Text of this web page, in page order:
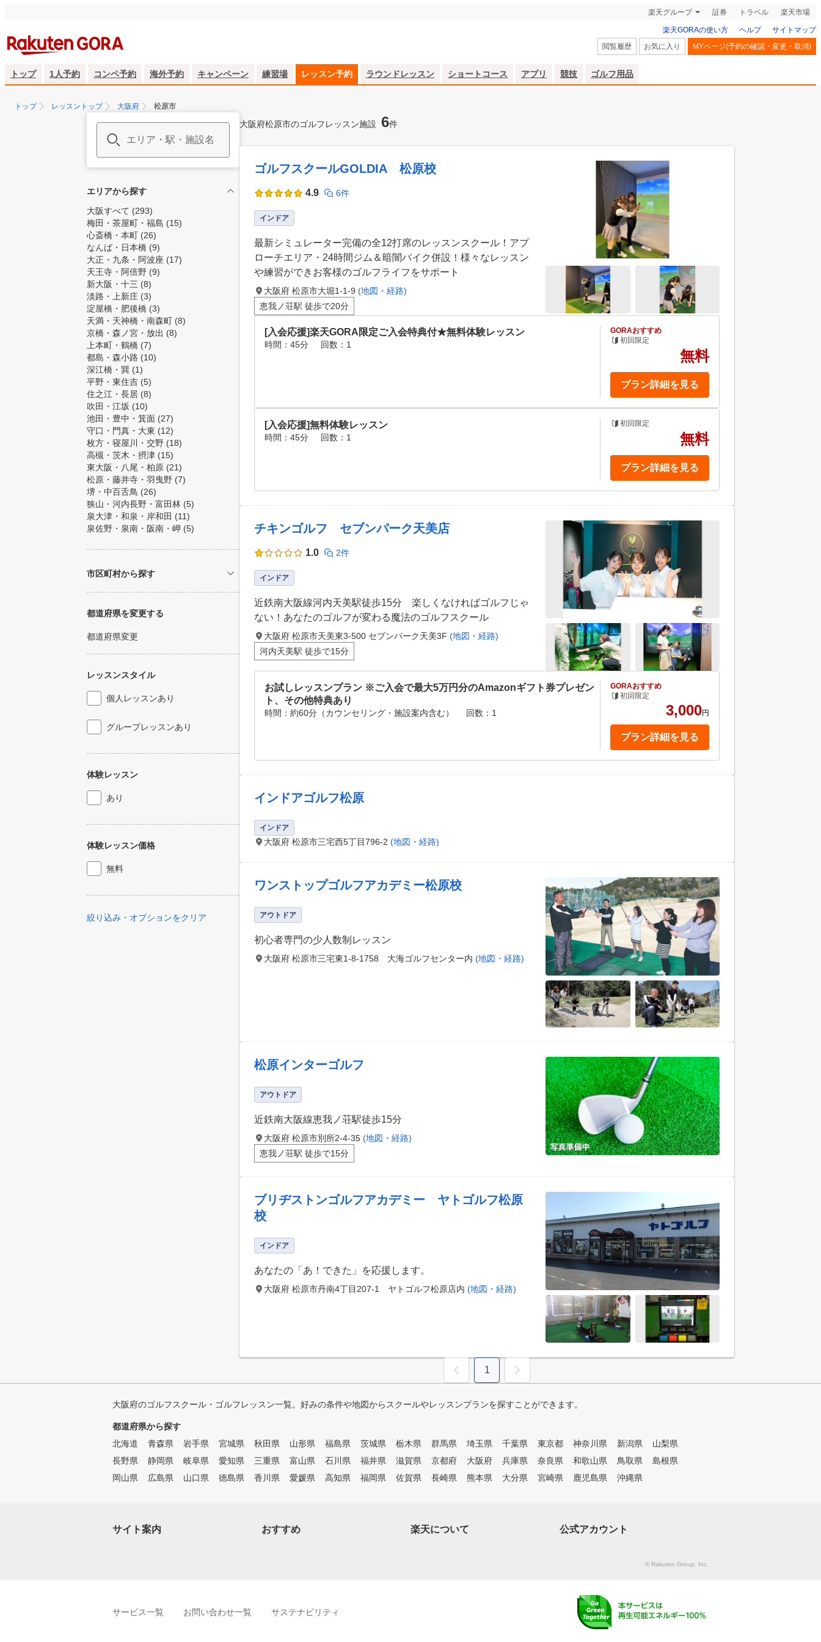
楽天グループ 証券 トラベル 楽天市場
楽天GORAの使い方 ヘルプ
サイトマップ
閲覧履歴
お気に入り MYページ(予約の確認・変更・取消)
トップ 1人予約 コンペ予約 海外予約 キャンペーン 練習場 レッスン予約 ラウンドレッスン ショートコース アプリ 競技 ゴルフ用品
トップ レッスントップ 大阪府 松原市
エリアから探す
大阪すべて (293)
梅田・茶屋町・福島 (15)
心斎橋・本町 (26)
なんば・日本橋 (9)
大正・九条・阿波座 (17)
天王寺・阿倍野 (9)
新大阪・十三 (8)
淡路・上新庄 (3)
淀屋橋・肥後橋 (3)
天満・天神橋・南森町 (8)
京橋・森ノ宮・放出 (8)
上本町・鶴橋 (7)
都島・森小路 (10)
深江橋・巽 (1)
平野・東住吉 (5)
住之江・長居 (8)
吹田・江坂 (10)
池田・豊中・箕面 (27)
守口・門真・大東 (12)
枚方・寝屋川・交野 (18)
高槻・茨木・摂津 (15)
東大阪・八尾・柏原 (21)
松原・藤井寺・羽曳野 (7)
堺・中百舌鳥 (26)
狭山・河内長野・富田林 (5)
泉大津・和泉・岸和田 (11)
泉佐野・泉南・阪南・岬 (5)
市区町村から探す
都道府県を変更する
都道府県変更
レッスンスタイル
個人レッスンあり
グループレッスンあり
体験レッスン
あり
体験レッスン価格
無料
絞り込み・オプションをクリア
大阪府松原市のゴルフレッスン施設 6件
ゴルフスクールGOLDIA 松原校
4.9 6件
インドア
最新シミュレーター完備の全12打席のレッスンスクール！アプ
ローチエリア・24時間ジム＆暗闇バイク併設！様々なレッスン
や練習ができお客様のゴルフライフをサポート
大阪府 松原市大堀1-1-9 (地図・経路)
恵我ノ荘駅 徒歩で20分
[入会応援]楽天GORA限定ご入会特典付★無料体験レッスン
時間：45分 回数：1
GORAおすすめ
初回限定
無料
プラン詳細を見る
[入会応援]無料体験レッスン
時間：45分 回数：1
初回限定
無料
プラン詳細を見る
チキンゴルフ セブンパーク天美店
1.0 2件
インドア
近鉄南大阪線河内天美駅徒歩15分 楽しくなければゴルフじゃ
ない！あなたのゴルフが変わる魔法のゴルフスクール
大阪府 松原市天美東3-500 セブンパーク天美3F (地図・経路)
河内天美駅 徒歩で15分
お試しレッスンプラン ※ご入会で最大5万円分のAmazonギフト券プレゼン
ト、その他特典あり
時間：約60分（カウンセリング・施設案内含む） 回数：1
GORAおすすめ
初回限定
3,000円
プラン詳細を見る
インドアゴルフ松原
インドア
大阪府 松原市三宅西5丁目796-2 (地図・経路)
ワンストップゴルフアカデミー松原校
アウトドア
初心者専門の少人数制レッスン
大阪府 松原市三宅東1-8-1758 大海ゴルフセンター内 (地図・経路)
松原インターゴルフ
アウトドア
近鉄南大阪線恵我ノ荘駅徒歩15分
大阪府 松原市別所2-4-35 (地図・経路)
恵我ノ荘駅 徒歩で15分
ブリヂストンゴルフアカデミー ヤトゴルフ松原
校
インドア
あなたの「あ！できた」を応援します。
大阪府 松原市丹南4丁目207-1 ヤトゴルフ松原店内 (地図・経路)
1
大阪府のゴルフスクール・ゴルフレッスン一覧。好みの条件や地図からスクールやレッスンプランを探すことができます。
都道府県から探す
北海道
青森県 岩手県 宮城県 秋田県 山形県 福島県 茨城県 栃木県 群馬県 埼玉県 千葉県 東京都 神奈川県 新潟県
山梨県
長野県
静岡県 岐阜県 愛知県 三重県 富山県 石川県 福井県 滋賀県 京都府 大阪府 兵庫県 奈良県 和歌山県 鳥取県
島根県
岡山県
広島県 山口県 徳島県 香川県 愛媛県 高知県 福岡県 佐賀県 長崎県 熊本県 大分県 宮崎県 鹿児島県 沖縄県
サイト案内 おすすめ 楽天について 公式アカウント
© Rakuten Group, Inc.
サービス一覧 お問い合わせ一覧 サステナビリティ